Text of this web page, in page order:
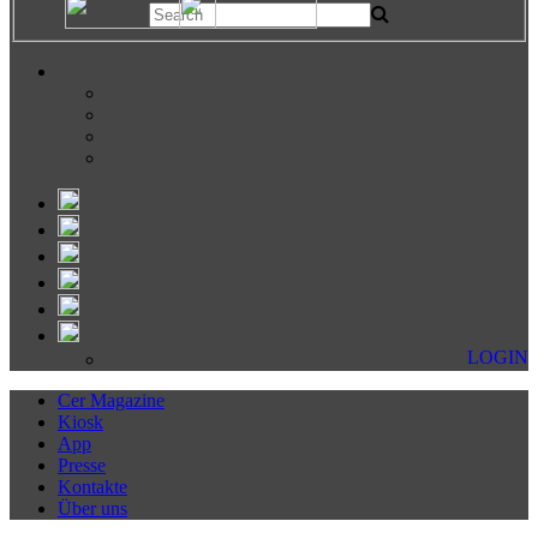
LOGIN
Cer Magazine
Kiosk
App
Presse
Kontakte
Über uns